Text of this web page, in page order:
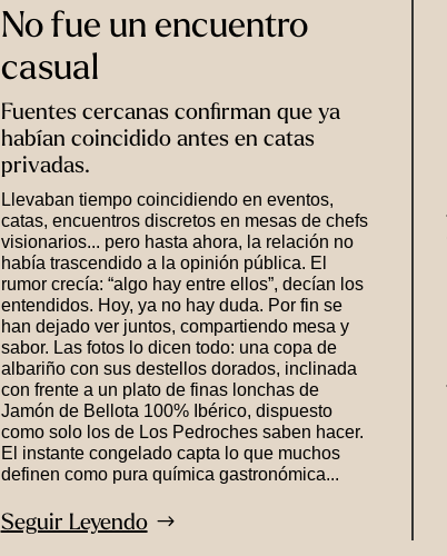
No fue un encuentro
casual
Fuentes cercanas confirman que ya
habían coincidido antes en catas
privadas.
Llevaban tiempo coincidiendo en eventos,
catas, encuentros discretos en mesas de chefs
visionarios... pero hasta ahora, la relación no
había trascendido a la opinión pública. El
rumor crecía: “algo hay entre ellos”, decían los
entendidos. Hoy, ya no hay duda. Por fin se
han dejado ver juntos, compartiendo mesa y
sabor. Las fotos lo dicen todo: una copa de
albariño con sus destellos dorados, inclinada
con frente a un plato de finas lonchas de
Jamón de Bellota 100% Ibérico, dispuesto
como solo los de Los Pedroches saben hacer.
El instante congelado capta lo que muchos
definen como pura química gastronómica...
Seguir Leyendo